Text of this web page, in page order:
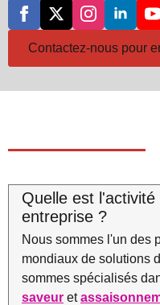
Contactez-nous pour
Quelle est
entreprise ?
Nous sommes l'un des
mondiaux de solutions
sommes spécialisés
saveur et